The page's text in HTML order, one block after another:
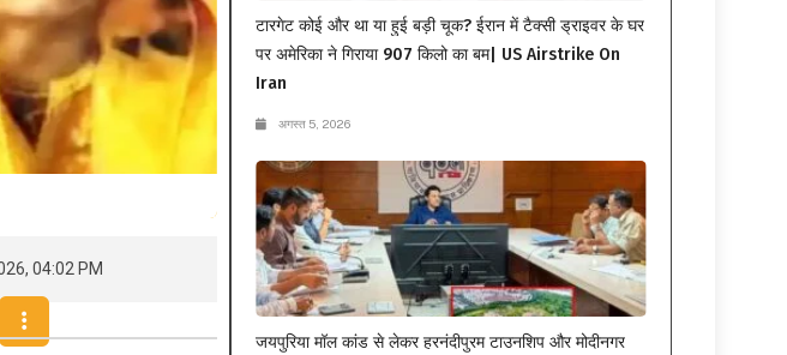
04:02 PM
टारगेट कोई और था या हुई बड़ी चूक? ईरान में टैक्सी ड्राइवर के घर
पर अमेरिका ने गिराया 907 किलो का बम| US Airstrike On
Iran
अगस्त 5, 2026
जयपुरिया मॉल कांड से लेकर हरनंदीपुरम टाउनशिप और मोदीनगर